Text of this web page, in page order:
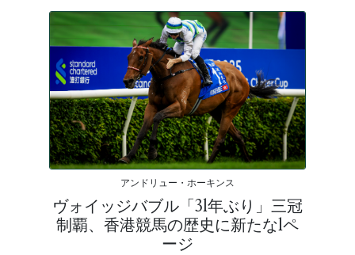
アンドリュー・ホーキンス
ヴォイッジバブル「31年ぶり」三冠
制覇、香港競馬の歴史に新たな1ペ
ージ